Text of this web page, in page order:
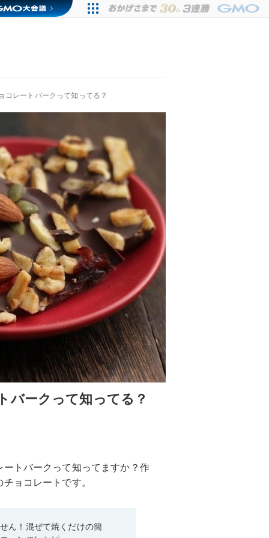
コレートバークって知ってる？
バークって知ってる？
トバークって知ってますか？作
ョコレートです。
ん！混ぜて焼くだけの簡